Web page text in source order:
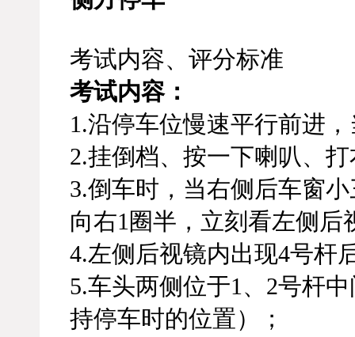
考试内容、评分标准
考试内容：
1.沿停车位慢速平行前进
2.挂倒档、按一下喇叭、
3.倒车时，当右侧后车窗
向右1圈半，立刻看左侧后
4.左侧后视镜内出现4号杆
5.车头两侧位于1、2号杆
持停车时的位置）；